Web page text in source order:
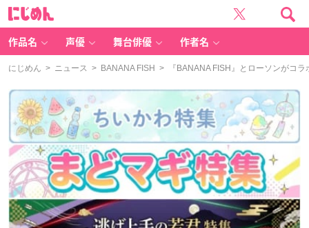
作品名 声優 舞台俳優 作者名
にじめん > ニュース > BANANA FISH > 『BANANA FISH』とローソンがコ